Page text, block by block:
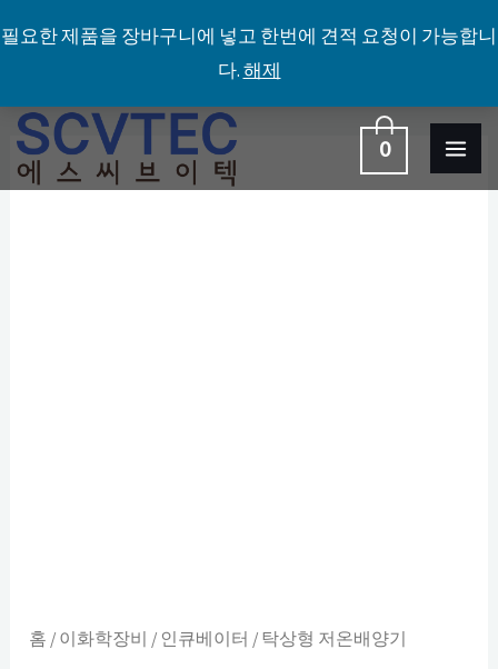
필요한 제품을 장바구니에 넣고 한번에 견적 요청이 가능합니
다.해제
츠
0
홈 / 이화학장비 / 인큐베이터 / 탁상형 저온배양기
탁
상